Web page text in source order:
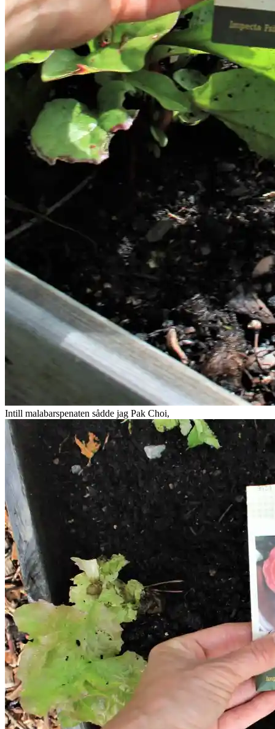
Intill malabarspenaten sådde jag Pak Choi,